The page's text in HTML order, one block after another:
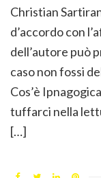
Christian
d’accordo con
dell’autore può
caso non fossi
Cos’è
tuffarci nella
[…]